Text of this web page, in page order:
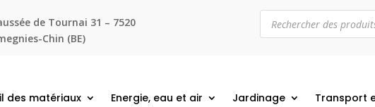
de Tournai 31 – 7520
Chin (BE)
Recherche
produits
des matériaux Energie, eau et air Jardinage Transport